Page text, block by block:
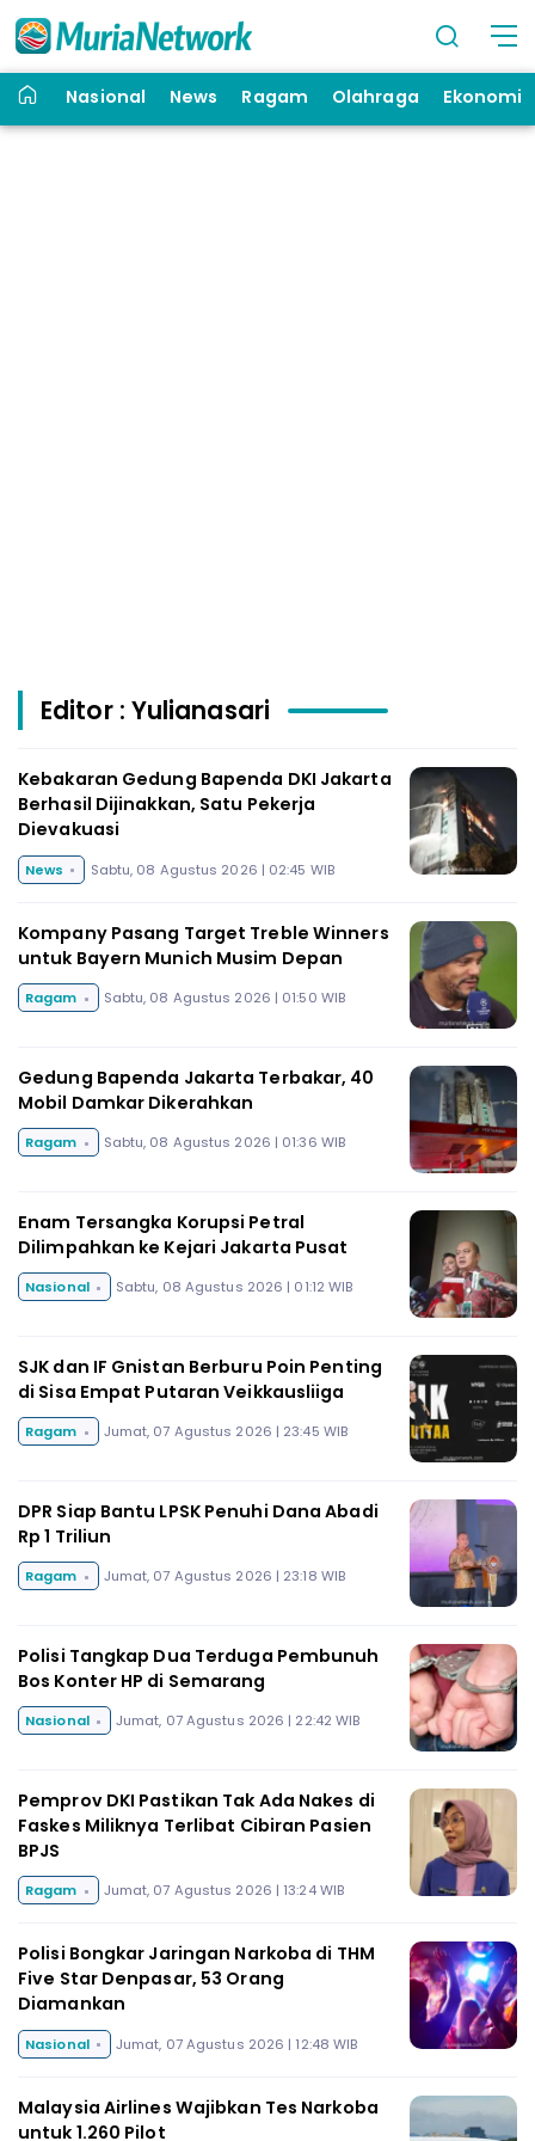
Nasional News Ragam Olahraga Ekonomi
Editor : Yulianasari
Kebakaran Gedung Bapenda DKI Jakarta
Berhasil Dijinakkan, Satu Pekerja
Dievakuasi
News Sabtu, 08 Agustus 2026 | 02:45 WIB
Kompany Pasang Target Treble Winners
untuk Bayern Munich Musim Depan
Ragam Sabtu, 08 Agustus 2026 | 01:50 WIB
Gedung Bapenda Jakarta Terbakar, 40
Mobil Damkar Dikerahkan
Ragam Sabtu, 08 Agustus 2026 | 01:36 WIB
Enam Tersangka Korupsi Petral
Dilimpahkan ke Kejari Jakarta Pusat
Nasional Sabtu, 08 Agustus 2026 | 01:12 WIB
SJK dan IF Gnistan Berburu Poin Penting
di Sisa Empat Putaran Veikkausliiga
Ragam Jumat, 07 Agustus 2026 | 23:45 WIB
DPR Siap Bantu LPSK Penuhi Dana Abadi
Rp 1 Triliun
Ragam Jumat, 07 Agustus 2026 | 23:18 WIB
Polisi Tangkap Dua Terduga Pembunuh
Bos Konter HP di Semarang
Nasional Jumat, 07 Agustus 2026 | 22:42 WIB
Pemprov DKI Pastikan Tak Ada Nakes di
Faskes Miliknya Terlibat Cibiran Pasien
BPJS
Ragam Jumat, 07 Agustus 2026 | 13:24 WIB
Polisi Bongkar Jaringan Narkoba di THM
Five Star Denpasar, 53 Orang
Diamankan
Nasional Jumat, 07 Agustus 2026 | 12:48 WIB
Malaysia Airlines Wajibkan Tes Narkoba
untuk 1.260 Pilot